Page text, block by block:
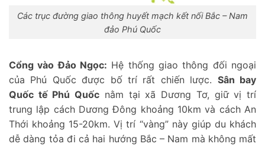
Các trục đường giao thông huyết mạch kết nối Bắc – Nam
đảo Phú Quốc
Cổng vào Đảo Ngọc: Hệ thống giao thông đối ngoại
của Phú Quốc được bố trí rất chiến lược. Sân bay
Quốc tế Phú Quốc nằm tại xã Dương Tơ, giữ vị trí
trung lập cách Dương Đông khoảng 10km và cách An
Thới khoảng 15-20km. Vị trí “vàng” này giúp du khách
dễ dàng tỏa đi cả hai hướng Bắc – Nam mà không mất